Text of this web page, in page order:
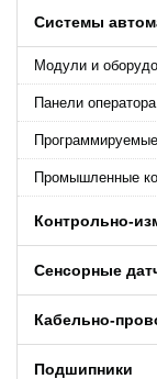
Системы
Модули и
Панели оператора
Промышленные
Контрольно-
Сенсорные
Кабельно-
Подшипники